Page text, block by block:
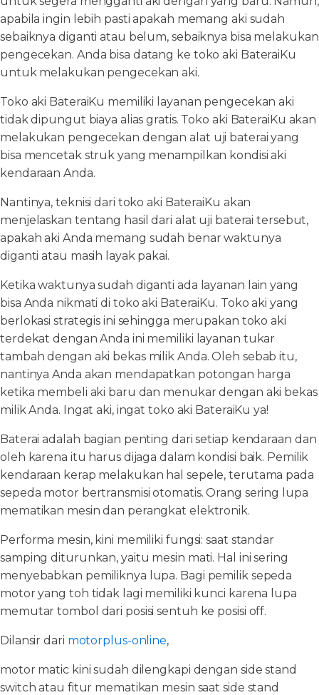
apabila ingin lebih pasti apakah memang aki sudah
sebaiknya diganti atau belum, sebaiknya bisa melakukan
pengecekan. Anda bisa datang ke toko aki BateraiKu
untuk melakukan pengecekan aki.
Toko aki BateraiKu memiliki layanan pengecekan aki
tidak dipungut biaya alias gratis. Toko aki BateraiKu akan
melakukan pengecekan dengan alat uji baterai yang
bisa mencetak struk yang menampilkan kondisi aki
kendaraan Anda.
Nantinya, teknisi dari toko aki BateraiKu akan
menjelaskan tentang hasil dari alat uji baterai tersebut,
apakah aki Anda memang sudah benar waktunya
diganti atau masih layak pakai.
Ketika waktunya sudah diganti ada layanan lain yang
bisa Anda nikmati di toko aki BateraiKu. Toko aki yang
berlokasi strategis ini sehingga merupakan toko aki
terdekat dengan Anda ini memiliki layanan tukar
tambah dengan aki bekas milik Anda. Oleh sebab itu,
nantinya Anda akan mendapatkan potongan harga
ketika membeli aki baru dan menukar dengan aki bekas
milik Anda. Ingat aki, ingat toko aki BateraiKu ya!
Baterai adalah bagian penting dari setiap kendaraan dan
oleh karena itu harus dijaga dalam kondisi baik. Pemilik
kendaraan kerap melakukan hal sepele, terutama pada
sepeda motor bertransmisi otomatis. Orang sering lupa
mematikan mesin dan perangkat elektronik.
Performa mesin, kini memiliki fungsi: saat standar
samping diturunkan, yaitu mesin mati. Hal ini sering
menyebabkan pemiliknya lupa. Bagi pemilik sepeda
motor yang toh tidak lagi memiliki kunci karena lupa
memutar tombol dari posisi sentuh ke posisi off.
Dilansir dari motorplus-online,
motor matic kini sudah dilengkapi dengan side stand
switch atau fitur mematikan mesin saat side stand